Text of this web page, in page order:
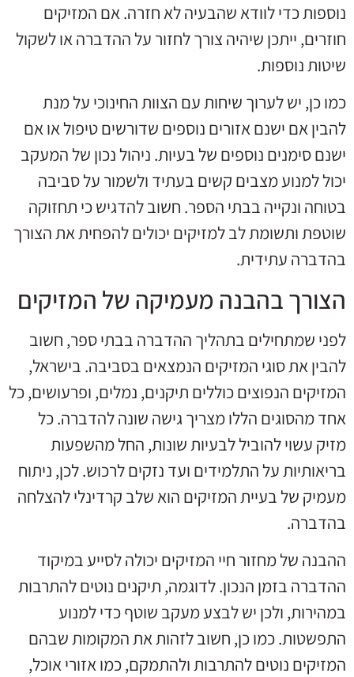
נוספות כדי לוודא שהבעיה לא חזרה. אם המזיקים
חוזרים, ייתכן שיהיה צורך לחזור על ההדברה או לשקול
שיטות נוספות.
כמו כן, יש לערוך שיחות עם הצוות החינוכי על מנת
להבין אם ישנם אזורים נוספים שדורשים טיפול או אם
ישנם סימנים נוספים של בעיות. ניהול נכון של המעקב
יכול למנוע מצבים קשים בעתיד ולשמור על סביבה
בטוחה ונקייה בבתי הספר. חשוב להדגיש כי תחזוקה
שוטפת ותשומת לב למזיקים יכולים להפחית את הצורך
בהדברה עתידית.
הצורך בהבנה מעמיקה של המזיקים
לפני שמתחילים בתהליך ההדברה בבתי ספר, חשוב
להבין את סוגי המזיקים הנמצאים בסביבה. בישראל,
המזיקים הנפוצים כוללים תיקנים, נמלים, ופרעושים, כל
אחד מהסוגים הללו מצריך גישה שונה להדברה. כל
מזיק עשוי להוביל לבעיות שונות, החל מהשפעות
בריאותיות על התלמידים ועד נזקים לרכוש. לכן, ניתוח
מעמיק של בעיית המזיקים הוא שלב קרדינלי להצלחה
בהדברה.
ההבנה של מחזור חיי המזיקים יכולה לסייע במיקוד
ההדברה בזמן הנכון. לדוגמה, תיקנים נוטים להתרבות
במהירות, ולכן יש לבצע מעקב שוטף כדי למנוע
התפשטות. כמו כן, חשוב לזהות את המקומות שבהם
המזיקים נוטים להתרבות ולהתמקם, כמו אזורי אוכל,